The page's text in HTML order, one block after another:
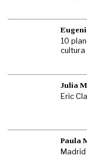
10
cultura
Julia
Eric
Paula